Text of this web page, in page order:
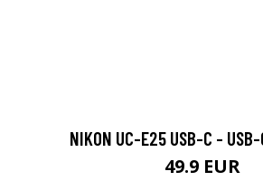
NIKON UC-E25 USB-C -
49.9 EUR